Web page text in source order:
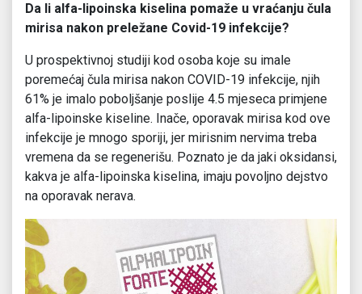
Da li alfa-lipoinska kiselina pomaže u vraćanju čula
mirisa nakon preležane Covid-19 infekcije?
U prospektivnoj studiji kod osoba koje su imale
poremećaj čula mirisa nakon COVID-19 infekcije, njih
61% je imalo poboljšanje poslije 4.5 mjeseca primjene
alfa-lipoinske kiseline. Inače, oporavak mirisa kod ove
infekcije je mnogo sporiji, jer mirisnim nervima treba
vremena da se regenerišu. Poznato je da jaki oksidansi,
kakva je alfa-lipoinska kiselina, imaju povoljno dejstvo
na oporavak nerava.